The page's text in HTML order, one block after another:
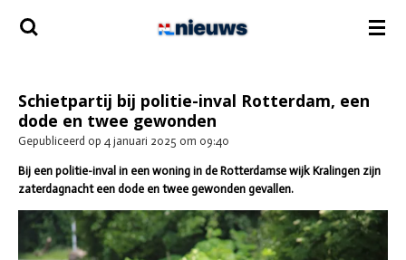
Ga
direct
Schietpartij bij politie-inval Rotterdam, een
dode en twee gewonden
Gepubliceerd op 4 januari 2025 om 09:40
Bij een politie-inval in een woning in de Rotterdamse wijk Kralingen zijn
zaterdagnacht een dode en twee gewonden gevallen.